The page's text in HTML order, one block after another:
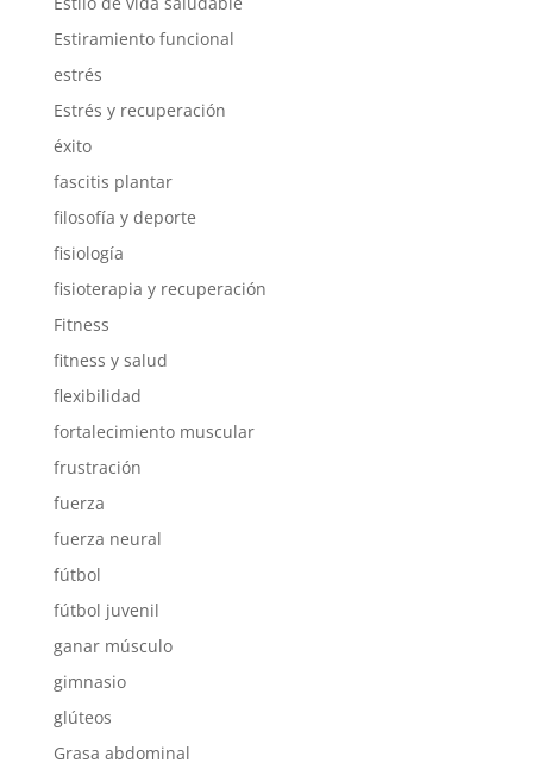
Estiramiento funcional
estrés
Estrés y recuperación
éxito
fascitis plantar
filosofía y deporte
fisiología
fisioterapia y recuperación
Fitness
fitness y salud
flexibilidad
fortalecimiento muscular
frustración
fuerza
fuerza neural
fútbol
fútbol juvenil
ganar músculo
gimnasio
glúteos
Grasa abdominal